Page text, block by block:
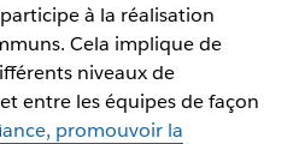
à la réalisation
Cela implique de
niveaux de
entre les équipes de façon
promouvoir la